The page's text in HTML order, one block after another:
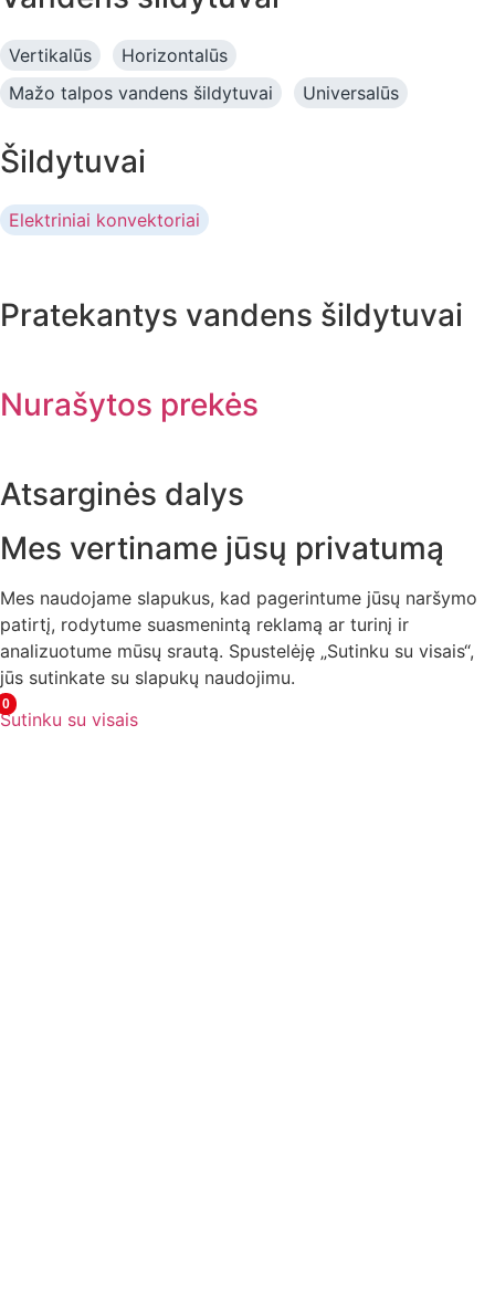
0
Vertikalūs
Horizontalūs
Mažo talpos vandens šildytuvai
Universalūs
Šildytuvai
Elektriniai konvektoriai
Pratekantys vandens šildytuvai
Nurašytos prekės
Atsarginės dalys
Mes vertiname jūsų privatumą
Mes naudojame slapukus, kad pagerintume jūsų naršymo
patirtį, rodytume suasmenintą reklamą ar turinį ir
analizuotume mūsų srautą. Spustelėję „Sutinku su visais“,
jūs sutinkate su slapukų naudojimu.
Sutinku su visais